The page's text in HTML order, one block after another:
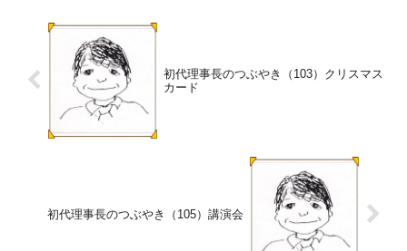
初代理事長のつぶやき（103）クリスマス
カード
初代理事長のつぶやき（105）講演会